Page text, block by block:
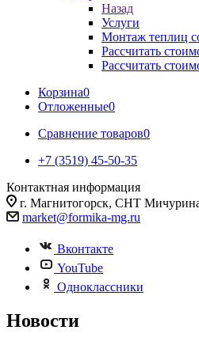
Назад
Услуги
Монтаж теплиц
Рассчитать
Рассчитать
Корзина0
Отложенные0
Сравнение товаров0
+7 (3519) 45-50-35
Контактная информация
г. Магнитогорск, СНТ
market@formika-mg.ru
Вконтакте
YouTube
Одноклассники
Новости